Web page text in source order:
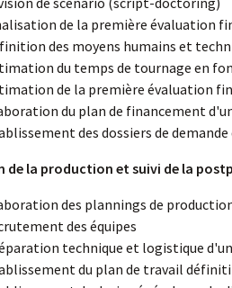
de la première évaluation
des moyens humains et
du temps de tournage en
de la première évaluation
du plan de financement
des dossiers de
de la production et suivi de la
des plannings de
des équipes
technique et logistique
du plan de travail